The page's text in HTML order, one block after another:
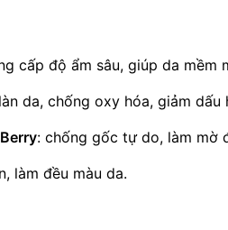
cấp độ ẩm sâu, giúp da mềm
da, chống oxy hóa, giảm dấu
: chống gốc tự do, làm mờ
làm đều màu da.